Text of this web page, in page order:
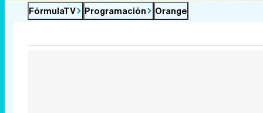
FórmulaTV Programación Orange